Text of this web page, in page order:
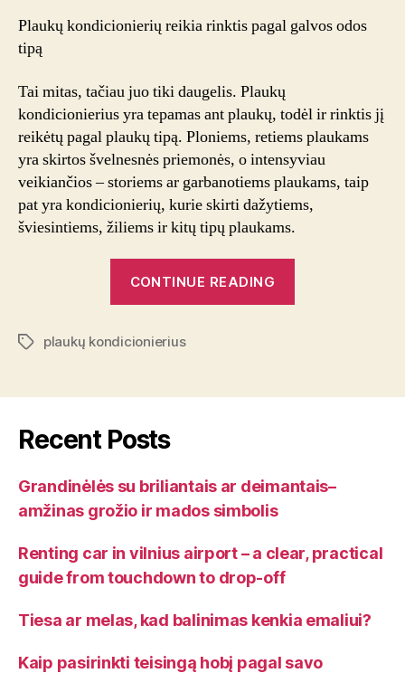
Plaukų kondicionierių reikia rinktis pagal galvos odos
tipą
Tai mitas, tačiau juo tiki daugelis. Plaukų
kondicionierius yra tepamas ant plaukų, todėl ir rinktis jį
reikėtų pagal plaukų tipą. Ploniems, retiems plaukams
yra skirtos švelnesnės priemonės, o intensyviau
veikiančios – storiems ar garbanotiems plaukams, taip
pat yra kondicionierių, kurie skirti dažytiems,
šviesintiems, žiliems ir kitų tipų plaukams.
CONTINUE READING
Tagsplaukų kondicionierius
Recent Posts
Grandinėlės su briliantais ar deimantais–
amžinas grožio ir mados simbolis
Renting car in vilnius airport – a clear, practical
guide from touchdown to drop-off
Tiesa ar melas, kad balinimas kenkia emaliui?
Kaip pasirinkti teisingą hobį pagal savo